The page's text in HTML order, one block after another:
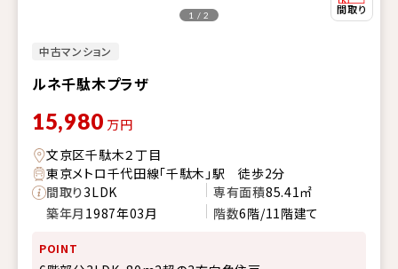
中古マンション
ルネ千駄木プラザ
1 / 2
15,980 万円
文京区千駄木２丁目
東京メトロ千代田線「千駄木」駅 徒歩2分
間取り3LDK 専有面積85.41㎡
築年月 1987年03月 階数6階/11階建て
POINT